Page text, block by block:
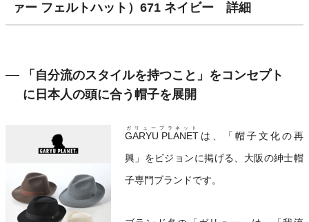
ァー フェルトハット）671 ネイビー 詳細
「自分流のスタイルを持つこと」をコンセプト
に日本人の頭に合う帽子を展開
GARYU PLANET
ガリュープラネット
は、「帽子文化の再
興」をビジョンに掲げる、大阪の紳士帽
子専門ブランドです。